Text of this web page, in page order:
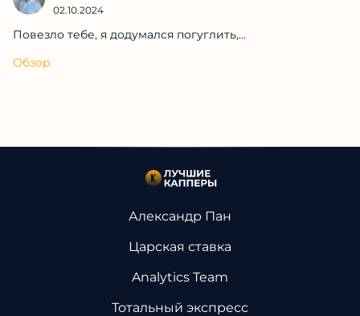
02.10.2024
Повезло тебе, я додумался погуглить,...
Обзор
Александр Пан
Царская ставка
Analytics Team
Тотальный экспресс